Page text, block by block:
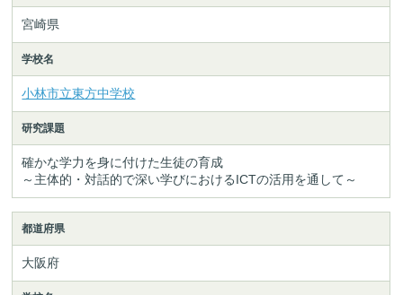
宮崎県
学校名
小林市立東方中学校
研究課題
確かな学力を身に付けた生徒の育成
～主体的・対話的で深い学びにおけるICTの活用を通して～
都道府県
大阪府